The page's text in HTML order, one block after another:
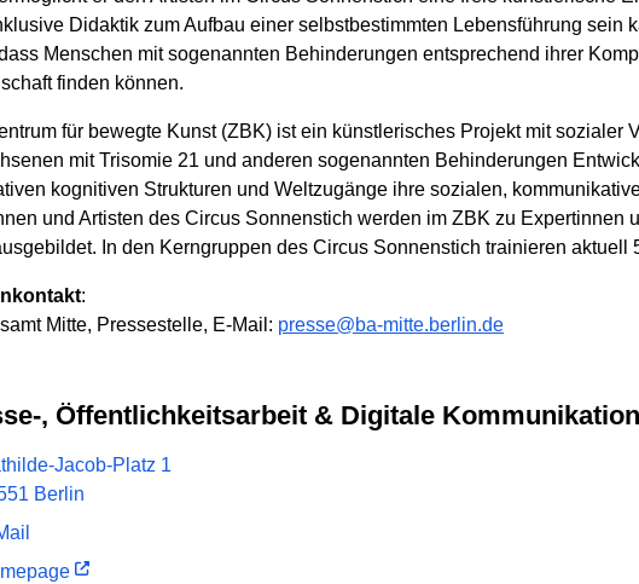
Didaktik zum Aufbau einer selbstbestimmten Lebensführung sein
Menschen mit sogenannten Behinderungen entsprechend ihrer
finden können.
für bewegte Kunst (ZBK) ist ein künstlerisches Projekt mit sozialer
mit Trisomie 21 und anderen sogenannten Behinderungen
kognitiven Strukturen und Weltzugänge ihre sozialen,
und Artisten des Circus Sonnenstich werden im ZBK zu Expertinnen
In den Kerngruppen des Circus Sonnenstich trainieren aktuell
:
Mitte, Pressestelle, E-Mail: presse@ba-mitte.berlin.de
, Öffentlichkeitsarbeit & Digitale Kommunikation
Jacob-Platz 1
Berlin